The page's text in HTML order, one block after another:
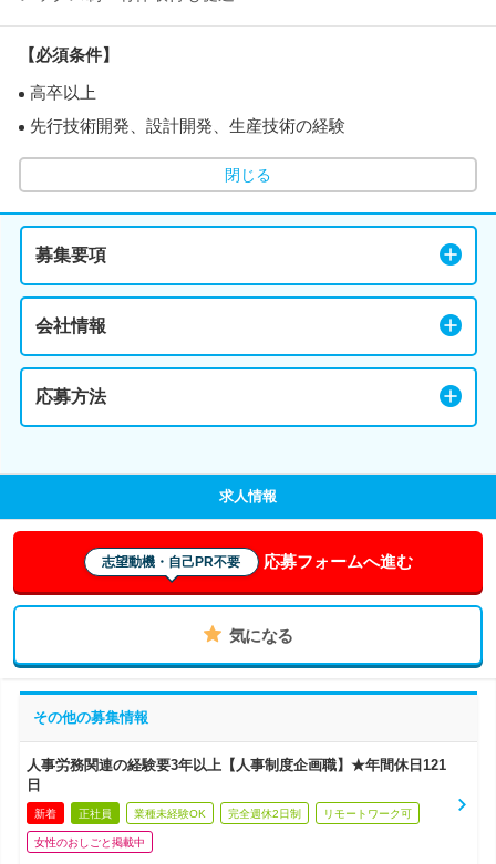
【必須条件】
高卒以上
先行技術開発、設計開発、生産技術の経験
閉じる
募集要項
会社情報
応募方法
求人情報
志望動機・自己PR不要 応募フォームへ進む
気になる
その他の募集情報
人事労務関連の経験要3年以上【人事制度企画職】★年間休日121
日
新着 正社員 業種未経験OK 完全週休2日制 リモートワーク可
女性のおしごと掲載中